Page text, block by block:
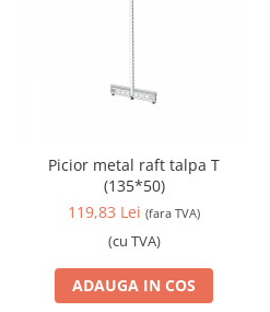
Picior metal raft talpa T
(135*50)
119,83 Lei (fara TVA)
(cu TVA)
ADAUGA IN COS